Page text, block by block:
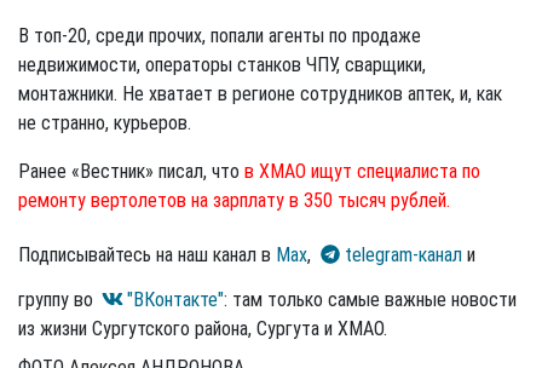
В топ-20, среди прочих, попали агенты по продаже
недвижимости, операторы станков ЧПУ, сварщики,
монтажники. Не хватает в регионе сотрудников аптек, и, как
не странно, курьеров.
Ранее «Вестник» писал, что в ХМАО ищут специалиста по
ремонту вертолетов на зарплату в 350 тысяч рублей.
Подписывайтесь на наш канал в Max, telegram-канал и
группу во
"ВКонтакте": там только самые важные новости
из жизни Сургутского района, Сургута и ХМАО.